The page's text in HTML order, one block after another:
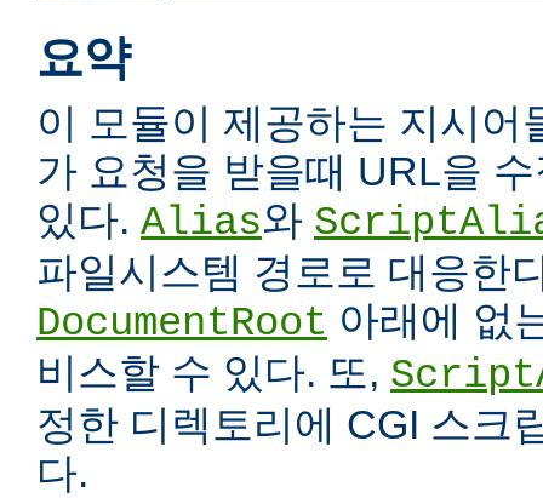
요약
이 모듈이 제공하는 지시어
가 요청을 받을때 URL을
있다. Alias와
파일시스템 경로로 대응한
DocumentRoot 아래에 없
비스할 수 있다. 또,
정한 디렉토리에 CGI 스크
다.